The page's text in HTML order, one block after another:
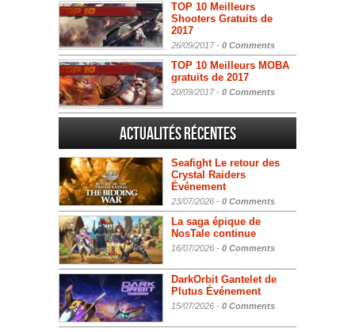
TOP 10 Meilleurs
Shooters Gratuits de
2017
26/09/2017 - 0 Comments
TOP 10 Meilleurs MOBA
gratuits de 2017
20/09/2017 - 0 Comments
Actualités Récentes
Seafight Le retour des
Crystal Raiders
Événement
23/07/2026 - 0 Comments
La saga épique de
NosTale continue
16/07/2026 - 0 Comments
DarkOrbit Gantelet de
Plutus Événement
15/07/2026 - 0 Comments